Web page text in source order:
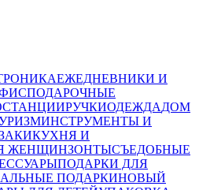
ЕЖЕДНЕВНИКИ И
ПОДАРОЧНЫЕ
РУЧКИОДЕЖДАДОМ
ИНСТРУМЕНТЫ И
КУХНЯ И
ЖЕНЩИНЗОНТЫСЪЕДОБНЫЕ
ПОДАРКИ ДЛЯ
ПОДАРКИНОВЫЙ